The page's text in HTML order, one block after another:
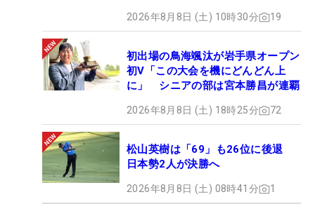
2026年8月8日 (土) 10時30分 19
初出場の鳥海颯汰が岩手県オープン
初V「この大会を機にどんどん上
に」 シニアの部は宮本勝昌が連覇
2026年8月8日 (土) 18時25分 72
松山英樹は「69」も26位に後退
日本勢2人が決勝へ
2026年8月8日 (土) 08時41分 1